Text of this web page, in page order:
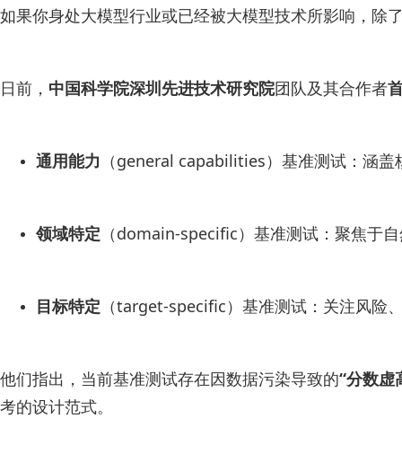
如果你身处大模型行业或已经被大模型技术所影响，除
日前， 中国科学院深圳先进技术研究院团队及其合作者
通用能力 （general capabilities）基准测试：涵
领域特定 （domain-specific）基准测试：聚焦于
目标特定 （target-specific）基准测试：关注风险
他们指出，当前基准测试存在因数据污染导致的“分数虚
考的设计范式。